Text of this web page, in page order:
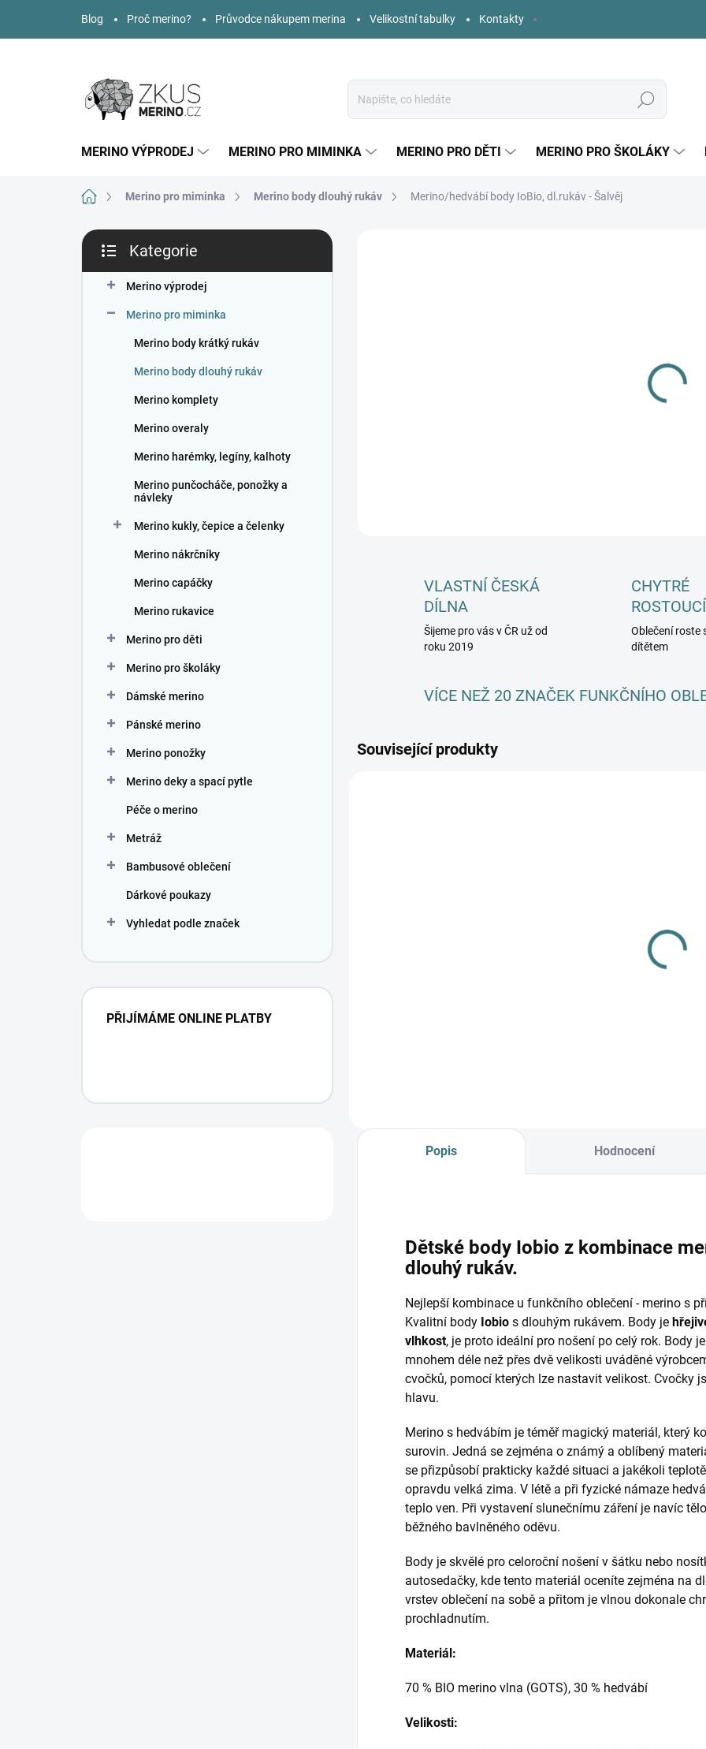
obsah
Blog Proč merino? Průvodce nákupem merina Velikostní tabulky Kontakty
Hledat
MERINO VÝPRODEJ MERINO PRO MIMINKA MERINO PRO DĚTI MERINO PRO ŠKOLÁKY
Domů Merino pro miminka Merino body dlouhý rukáv Merino/hedvábí body IoBio, dl.rukáv - Šalvěj
P
s
kategorie
Kategorie
Merino výprodej
Merino pro miminka
Merino body krátký rukáv
Merino body dlouhý rukáv
Merino komplety
Merino overaly
Merino harémky, legíny, kalhoty
Merino punčocháče, ponožky a
návleky
Merino kukly, čepice a čelenky
Merino nákrčníky
Merino capáčky
Merino rukavice
Merino pro děti
Merino pro školáky
Dámské merino
Pánské merino
Merino ponožky
Merino deky a spací pytle
Péče o merino
Metráž
Bambusové oblečení
Dárkové poukazy
Vyhledat podle značek
PŘIJÍMÁME ONLINE PLATBY
VLASTNÍ ČESKÁ
DÍLNA
Šijeme pro vás v ČR už od
roku 2019
CHYTRÉ
Oblečení roste
dítětem
VÍCE NEŽ 20 ZNAČEK FUNKČNÍHO
Související produkty
Popis Hodnocení
Dětské body Iobio z kombinace
dlouhý rukáv.
Nejlepší kombinace u funkčního oblečení - merino s
Kvalitní body Iobio s dlouhým rukávem. Body je
vlhkost, je proto ideální pro nošení po celý rok. Body
mnohem déle než přes dvě velikosti uváděné
cvočků, pomocí kterých lze nastavit velikost. Cvočky
hlavu.
Merino s hedvábím je téměř magický materiál, který
surovin. Jedná se zejména o známý a oblíbený
se přizpůsobí prakticky každé situaci a jakékoli
opravdu velká zima. V létě a při fyzické námaze
teplo ven. Při vystavení slunečnímu záření je navíc
běžného bavlněného oděvu.
Body je skvělé pro celoroční nošení v šátku nebo
autosedačky, kde tento materiál oceníte zejména na
vrstev oblečení na sobě a přitom je vlnou dokonale
prochladnutím.
Materiál:
70 % BIO merino vlna (GOTS), 30 % hedvábí
Velikosti: